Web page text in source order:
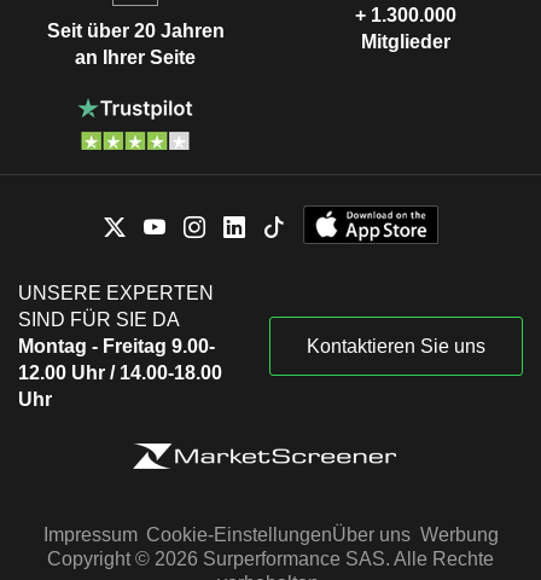
Seit über 20 Jahren
an Ihrer Seite
+ 1.300.000
Mitglieder
UNSERE EXPERTEN
SIND FÜR SIE DA
Montag - Freitag 9.00-
12.00 Uhr / 14.00-18.00
Uhr
Kontaktieren Sie uns
Impressum Cookie-EinstellungenÜber uns Werbung
Copyright © 2026 Surperformance SAS. Alle Rechte